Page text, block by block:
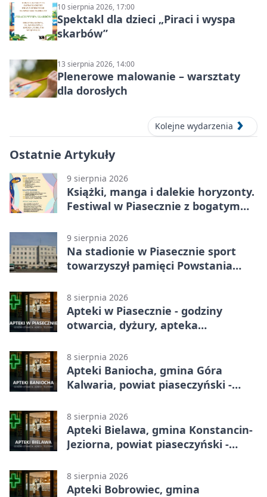
10 sierpnia 2026, 17:00
Spektakl dla dzieci „Piraci i wyspa
skarbów”
13 sierpnia 2026, 14:00
Plenerowe malowanie – warsztaty
dla dorosłych
Kolejne wydarzenia
Ostatnie Artykuły
9 sierpnia 2026
Książki, manga i dalekie horyzonty.
Festiwal w Piasecznie z bogatym
9 sierpnia 2026
Na stadionie w Piasecznie sport
towarzyszył pamięci Powstania
8 sierpnia 2026
Apteki w Piasecznie - godziny
otwarcia, dyżury, apteka
8 sierpnia 2026
Apteki Baniocha, gmina Góra
Kalwaria, powiat piaseczyński -
8 sierpnia 2026
Apteki Bielawa, gmina Konstancin-
Jeziorna, powiat piaseczyński -
8 sierpnia 2026
Apteki Bobrowiec, gmina